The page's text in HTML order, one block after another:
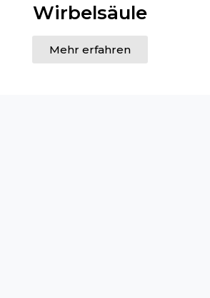
Wirbelsäule
Mehr erfahren